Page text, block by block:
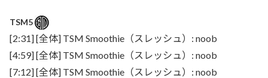
TSM5
[2:31] [全体] TSM Smoothie（スレッシュ）: noob
[4:59] [全体] TSM Smoothie（スレッシュ）: noob
[7:12] [全体] TSM Smoothie（スレッシュ）: noob